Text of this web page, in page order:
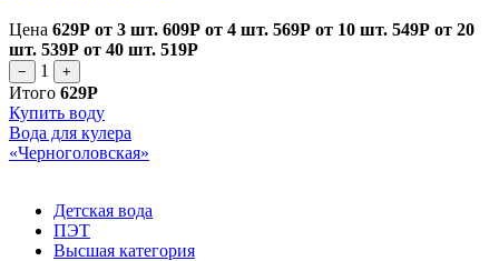
Цена 629Р от 3 шт. 609Р от 4 шт. 569Р от 10 шт. 549Р от 20
шт. 539Р от 40 шт. 519Р
− 1 +
Итого 629Р
Купить воду
Вода для кулера
«Черноголовская»
Детская вода
ПЭТ
Высшая категория